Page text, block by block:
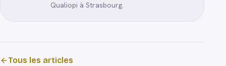
Qualiopi à Strasbourg.
Tous les articles